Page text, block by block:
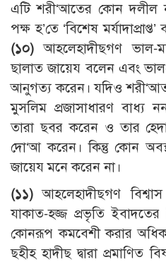
এটি শরী‘আতের কোন দলীল
পক্ষ হ’তে ‘বিশেষ
(১০) আহলেহাদীছগণ
ছালাত জায়েয বলেন এবং
আনুগত্য করেন। যদিও
মুসলিম প্রজাসাধারণ বাধ্য
তারা ছবর করেন ও তার
দো‘আ করেন। কিন্তু কোন
জায়েয মনে করেন না।
(১১) আহলেহাদীছগণ
যাকাত-হজ্জ প্রভৃতি ইবাদতের
কোনরূপ কমবেশী করার
ছহীহ হাদীছ দ্বারা প্রমাণিত